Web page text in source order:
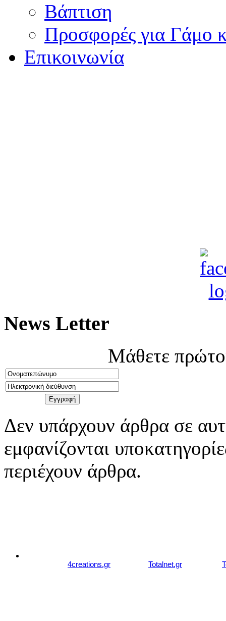
Βάπτιση
Προσφορές για Γάμο
Επικοινωνία
News Letter
Μάθετε
Δεν υπάρχουν άρθρα σε
εμφανίζονται
περιέχουν άρθρα.
4creations.gr Totalnet.gr